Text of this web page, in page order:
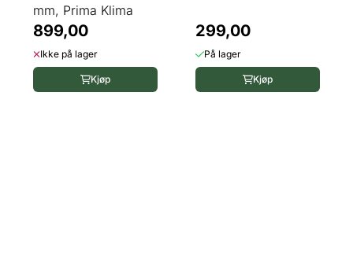
mm, Prima Klima
899,00
Ikke på lager
Kjøp
299,00
På lager
Kjøp